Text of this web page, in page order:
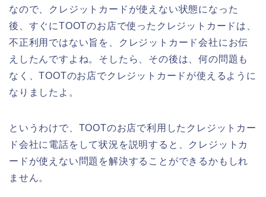
なので、クレジットカードが使えない状態になった
後、すぐにTOOTのお店で使ったクレジットカードは、
不正利用ではない旨を、クレジットカード会社にお伝
えしたんですよね。そしたら、その後は、何の問題も
なく、TOOTのお店でクレジットカードが使えるように
なりましたよ。
というわけで、TOOTのお店で利用したクレジットカー
ド会社に電話をして状況を説明すると、クレジットカ
ードが使えない問題を解決することができるかもしれ
ません。